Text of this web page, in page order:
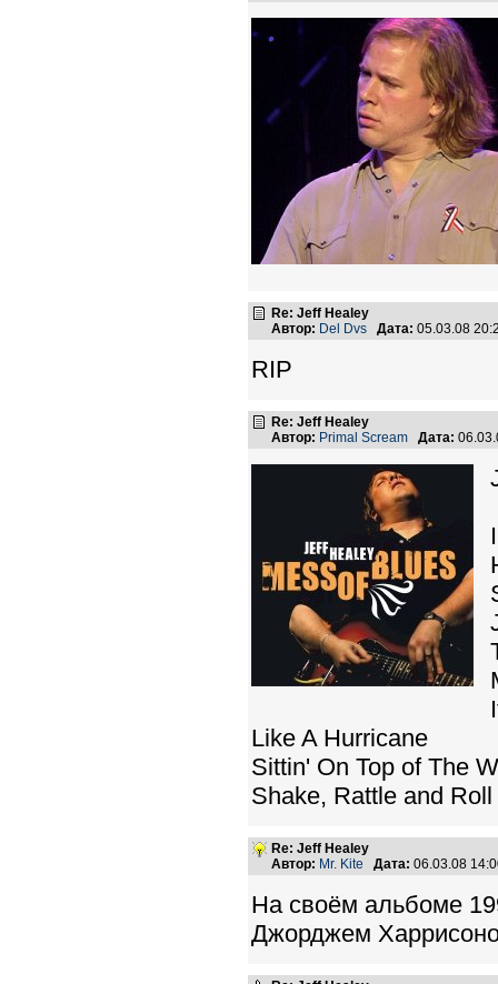
Re: Jeff Healey
Автор: Del Dvs Дата: 05.03.08
RIP
Re: Jeff Healey
Автор: Primal Scream Дата:
Like A Hurricane
Sittin' On Top of The
Shake, Rattle and Roll
Re: Jeff Healey
Автор: Mr. Kite Дата: 06.03.08
На своём альбоме
Джорджем